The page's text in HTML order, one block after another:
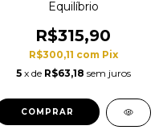
Equilíbrio
R$315,90
R$300,11 com Pix
5 x de R$63,18 sem juros
COMPRAR